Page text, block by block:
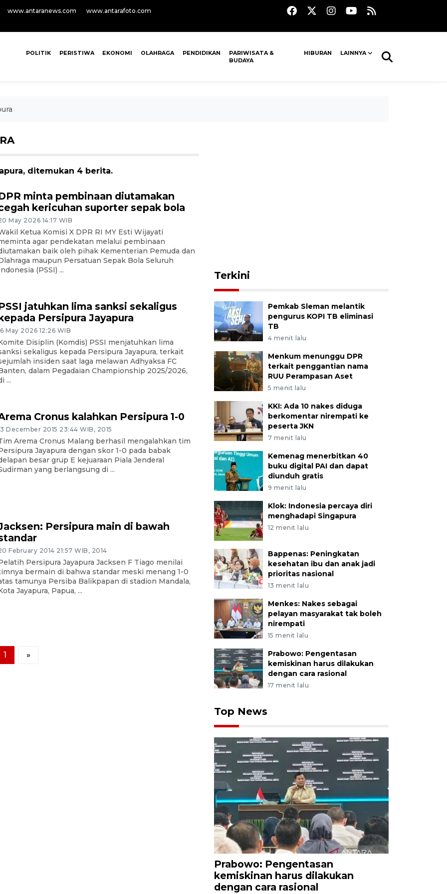
www.antaranews.com www.antarafoto.com
POLITIK PERISTIWA EKONOMI OLAHRAGA PENDIDIKAN
PARIWISATA &
BUDAYA
HIBURAN LAINNYA
ditemukan 4 berita.
minta pembinaan diutamakan
kericuhan suporter sepak bola
May 2026 14:17 WIB
Ketua Komisi X DPR RI MY Esti Wijayati
agar pendekatan melalui pembinaan
baik oleh pihak Kementerian Pemuda dan
maupun Persatuan Sepak Bola Seluruh
(PSSI) ...
jatuhkan lima sanksi sekaligus
Persipura Jayapura
May 2026 12:26 WIB
Disiplin (Komdis) PSSI menjatuhkan lima
sekaligus kepada Persipura Jayapura, terkait
insiden saat laga melawan Adhyaksa FC
dalam Pegadaian Championship 2025/2026,
...
Cronus kalahkan Persipura 1-0
December 2015 23:44 WIB, 2015
Arema Cronus Malang berhasil mengalahkan tim
Jayapura dengan skor 1-0 pada babak
besar grup E kejuaraan Piala Jenderal
yang berlangsung di ...
Persipura main di bawah
February 2014 21:57 WIB, 2014
Persipura Jayapura Jacksen F Tiago menilai
bermain di bahwa standar meski menang 1-0
tamunya Persiba Balikpapan di stadion Mandala,
Jayapura, Papua, ...
1 »
Terkini
Pemkab Sleman melantik
pengurus KOPI TB eliminasi
TB
4 menit lalu
Menkum menunggu DPR
terkait penggantian nama
RUU Perampasan Aset
5 menit lalu
KKI: Ada 10 nakes diduga
berkomentar nirempati ke
peserta JKN
7 menit lalu
Kemenag menerbitkan 40
buku digital PAI dan dapat
diunduh gratis
9 menit lalu
Klok: Indonesia percaya diri
menghadapi Singapura
12 menit lalu
Bappenas: Peningkatan
kesehatan ibu dan anak jadi
prioritas nasional
13 menit lalu
Menkes: Nakes sebagai
pelayan masyarakat tak boleh
nirempati
15 menit lalu
Prabowo: Pengentasan
kemiskinan harus dilakukan
dengan cara rasional
17 menit lalu
Top News
Prabowo: Pengentasan
kemiskinan harus dilakukan
dengan cara rasional